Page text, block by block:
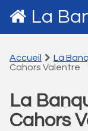
La
Accueil La
Cahors Valentre
La
Cahors